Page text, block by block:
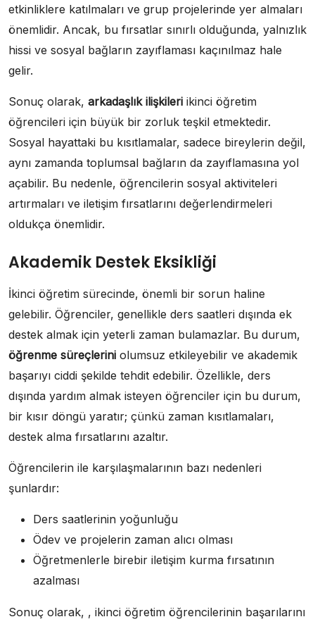
etkinliklere katılmaları ve grup projelerinde yer almaları
önemlidir. Ancak, bu fırsatlar sınırlı olduğunda, yalnızlık
hissi ve sosyal bağların zayıflaması kaçınılmaz hale
gelir.
Sonuç olarak, arkadaşlık ilişkileri ikinci öğretim
öğrencileri için büyük bir zorluk teşkil etmektedir.
Sosyal hayattaki bu kısıtlamalar, sadece bireylerin değil,
aynı zamanda toplumsal bağların da zayıflamasına yol
açabilir. Bu nedenle, öğrencilerin sosyal aktiviteleri
artırmaları ve iletişim fırsatlarını değerlendirmeleri
oldukça önemlidir.
Akademik Destek Eksikliği
İkinci öğretim sürecinde, önemli bir sorun haline
gelebilir. Öğrenciler, genellikle ders saatleri dışında ek
destek almak için yeterli zaman bulamazlar. Bu durum,
öğrenme süreçlerini olumsuz etkileyebilir ve akademik
başarıyı ciddi şekilde tehdit edebilir. Özellikle, ders
dışında yardım almak isteyen öğrenciler için bu durum,
bir kısır döngü yaratır; çünkü zaman kısıtlamaları,
destek alma fırsatlarını azaltır.
Öğrencilerin ile karşılaşmalarının bazı nedenleri
şunlardır:
Ders saatlerinin yoğunluğu
Ödev ve projelerin zaman alıcı olması
Öğretmenlerle birebir iletişim kurma fırsatının
azalması
Sonuç olarak, , ikinci öğretim öğrencilerinin başarılarını